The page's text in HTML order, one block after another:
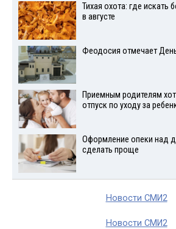
Тихая охота: где искать
в августе
Феодосия отмечает
Приемным родителям
отпуск по уходу за
Оформление опеки над
сделать проще
Новости СМИ2
Новости СМИ2